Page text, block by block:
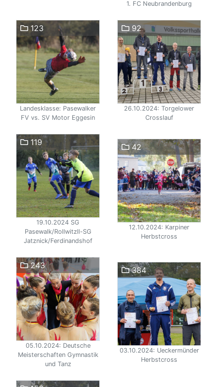
1. FC Neubrandenburg
123
Landesklasse: Pasewalker
FV vs. SV Motor Eggesin
92
26.10.2024: Torgelower
Crosslauf
119
19.10.2024 SG
Pasewalk/Rollwitzll-SG
Jatznick/Ferdinandshof
42
12.10.2024: Karpiner
Herbstcross
243
05.10.2024: Deutsche
Meisterschaften Gymnastik
und Tanz
384
03.10.2024: Ueckermünder
Herbstcross